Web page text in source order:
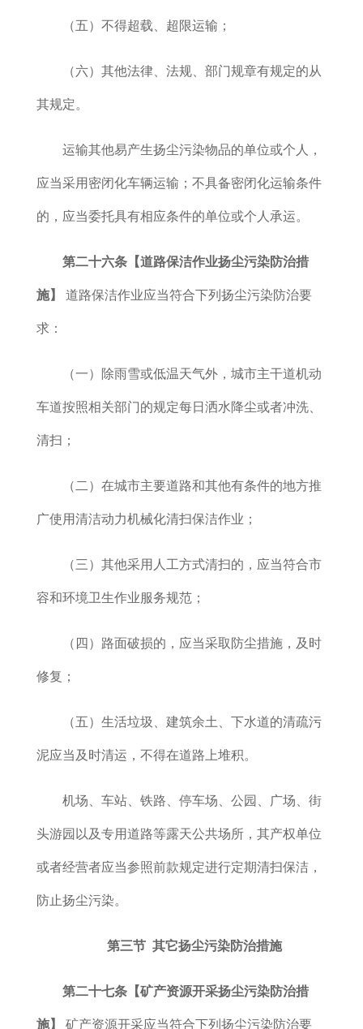
（五）不得超载、超限运输；
（六）其他法律、法规、部门规章有规定的从
其规定。
运输其他易产生扬尘污染物品的单位或个人，
应当采用密闭化车辆运输；不具备密闭化运输条件
的，应当委托具有相应条件的单位或个人承运。
第二十六条【道路保洁作业扬尘污染防治措
施】 道路保洁作业应当符合下列扬尘污染防治要
求：
（一）除雨雪或低温天气外，城市主干道机动
车道按照相关部门的规定每日洒水降尘或者冲洗、
清扫；
（二）在城市主要道路和其他有条件的地方推
广使用清洁动力机械化清扫保洁作业；
（三）其他采用人工方式清扫的，应当符合市
容和环境卫生作业服务规范；
（四）路面破损的，应当采取防尘措施，及时
修复；
（五）生活垃圾、建筑余土、下水道的清疏污
泥应当及时清运，不得在道路上堆积。
机场、车站、铁路、停车场、公园、广场、街
头游园以及专用道路等露天公共场所，其产权单位
或者经营者应当参照前款规定进行定期清扫保洁，
防止扬尘污染。
第三节 其它扬尘污染防治措施
第二十七条【矿产资源开采扬尘污染防治措
施】 矿产资源开采应当符合下列扬尘污染防治要